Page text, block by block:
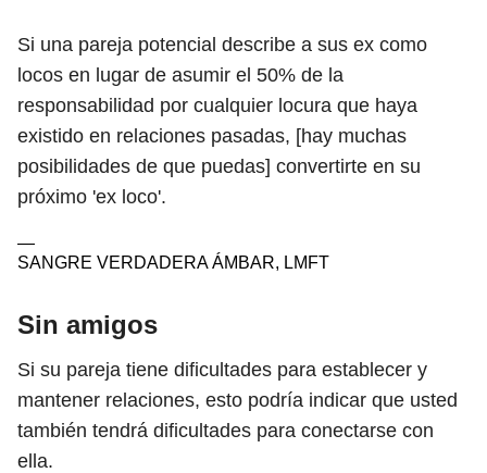
Si una pareja potencial describe a sus ex como
locos en lugar de asumir el 50% de la
responsabilidad por cualquier locura que haya
existido en relaciones pasadas, [hay muchas
posibilidades de que puedas] convertirte en su
próximo 'ex loco'.
—
SANGRE VERDADERA ÁMBAR, LMFT
Sin amigos
Si su pareja tiene dificultades para establecer y
mantener relaciones, esto podría indicar que usted
también tendrá dificultades para conectarse con
ella.